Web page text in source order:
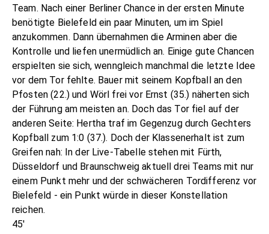
Team. Nach einer Berliner Chance in der ersten Minute
benötigte Bielefeld ein paar Minuten, um im Spiel
anzukommen. Dann übernahmen die Arminen aber die
Kontrolle und liefen unermüdlich an. Einige gute Chancen
erspielten sie sich, wenngleich manchmal die letzte Idee
vor dem Tor fehlte. Bauer mit seinem Kopfball an den
Pfosten (22.) und Wörl frei vor Ernst (35.) näherten sich
der Führung am meisten an. Doch das Tor fiel auf der
anderen Seite: Hertha traf im Gegenzug durch Gechters
Kopfball zum 1:0 (37.). Doch der Klassenerhalt ist zum
Greifen nah: In der Live-Tabelle stehen mit Fürth,
Düsseldorf und Braunschweig aktuell drei Teams mit nur
einem Punkt mehr und der schwächeren Tordifferenz vor
Bielefeld - ein Punkt würde in dieser Konstellation
reichen.
45'